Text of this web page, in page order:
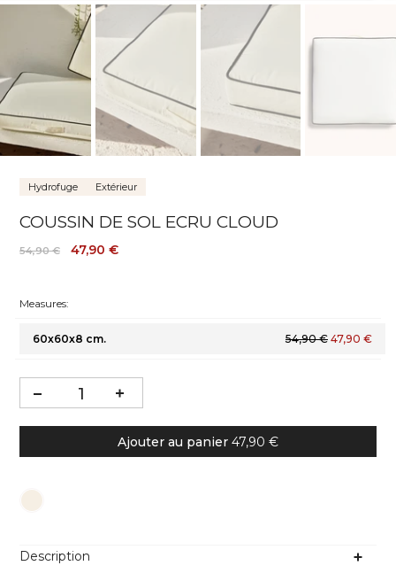
Hydrofuge Extérieur
COUSSIN DE SOL ECRU CLOUD
54,90 € 47,90 €
Couleur
Measures:
60x60x8 cm. 54,90 € 47,90 €
Ajouter au panier 47,90 €
Description